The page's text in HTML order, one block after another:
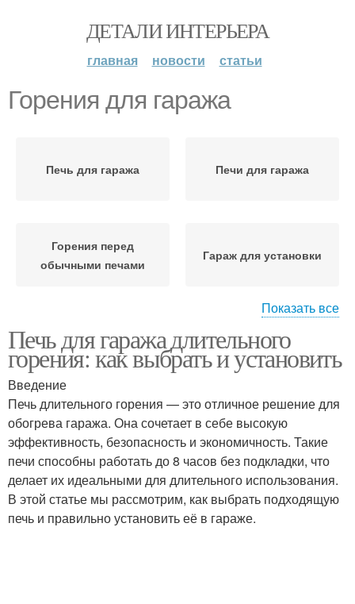
ДЕТАЛИ ИНТЕРЬЕРА
главная новости статьи
Горения для гаража
Печь для гаража Печи для гаража
Горения перед
обычными печами
Гараж для установки
Горения в гараже
повышения
Обогрев для гаража Печка для гаража
Показать все
Печь для гаража длительного
горения: как выбрать и установить
Введение
Печь длительного горения — это отличное решение для
обогрева гаража. Она сочетает в себе высокую
эффективность, безопасность и экономичность. Такие
печи способны работать до 8 часов без подкладки, что
делает их идеальными для длительного использования.
В этой статье мы рассмотрим, как выбрать подходящую
печь и правильно установить её в гараже.